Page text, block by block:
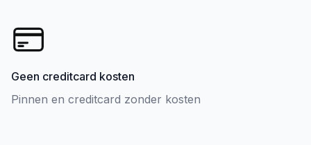
Geen creditcard kosten
Pinnen en creditcard zonder kosten